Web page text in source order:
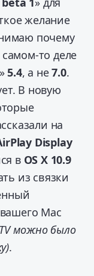
желание
почему
самом-то деле
5.4, а не7.0.
В новую
на
Display
в OS X 10.9
из связки
Mac
можно было
.